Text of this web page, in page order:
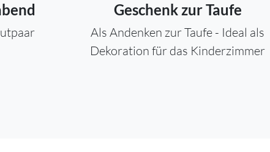
Geschenk zur Taufe
Als Andenken zur Taufe - Ideal als
Dekoration für das Kinderzimmer